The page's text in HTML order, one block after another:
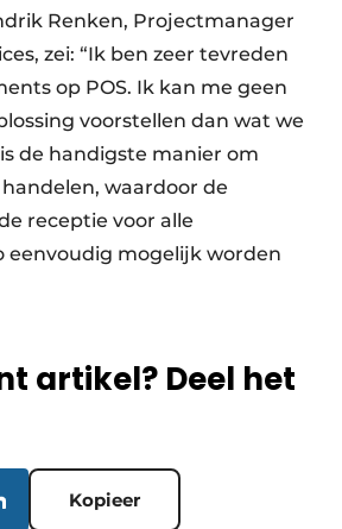
Renken, Projectmanager
zei: “Ik ben zeer tevreden
op POS. Ik kan me geen
voorstellen dan wat we
de handigste manier om
waardoor de
receptie voor alle
eenvoudig mogelijk worden
artikel? Deel het
Kopieer